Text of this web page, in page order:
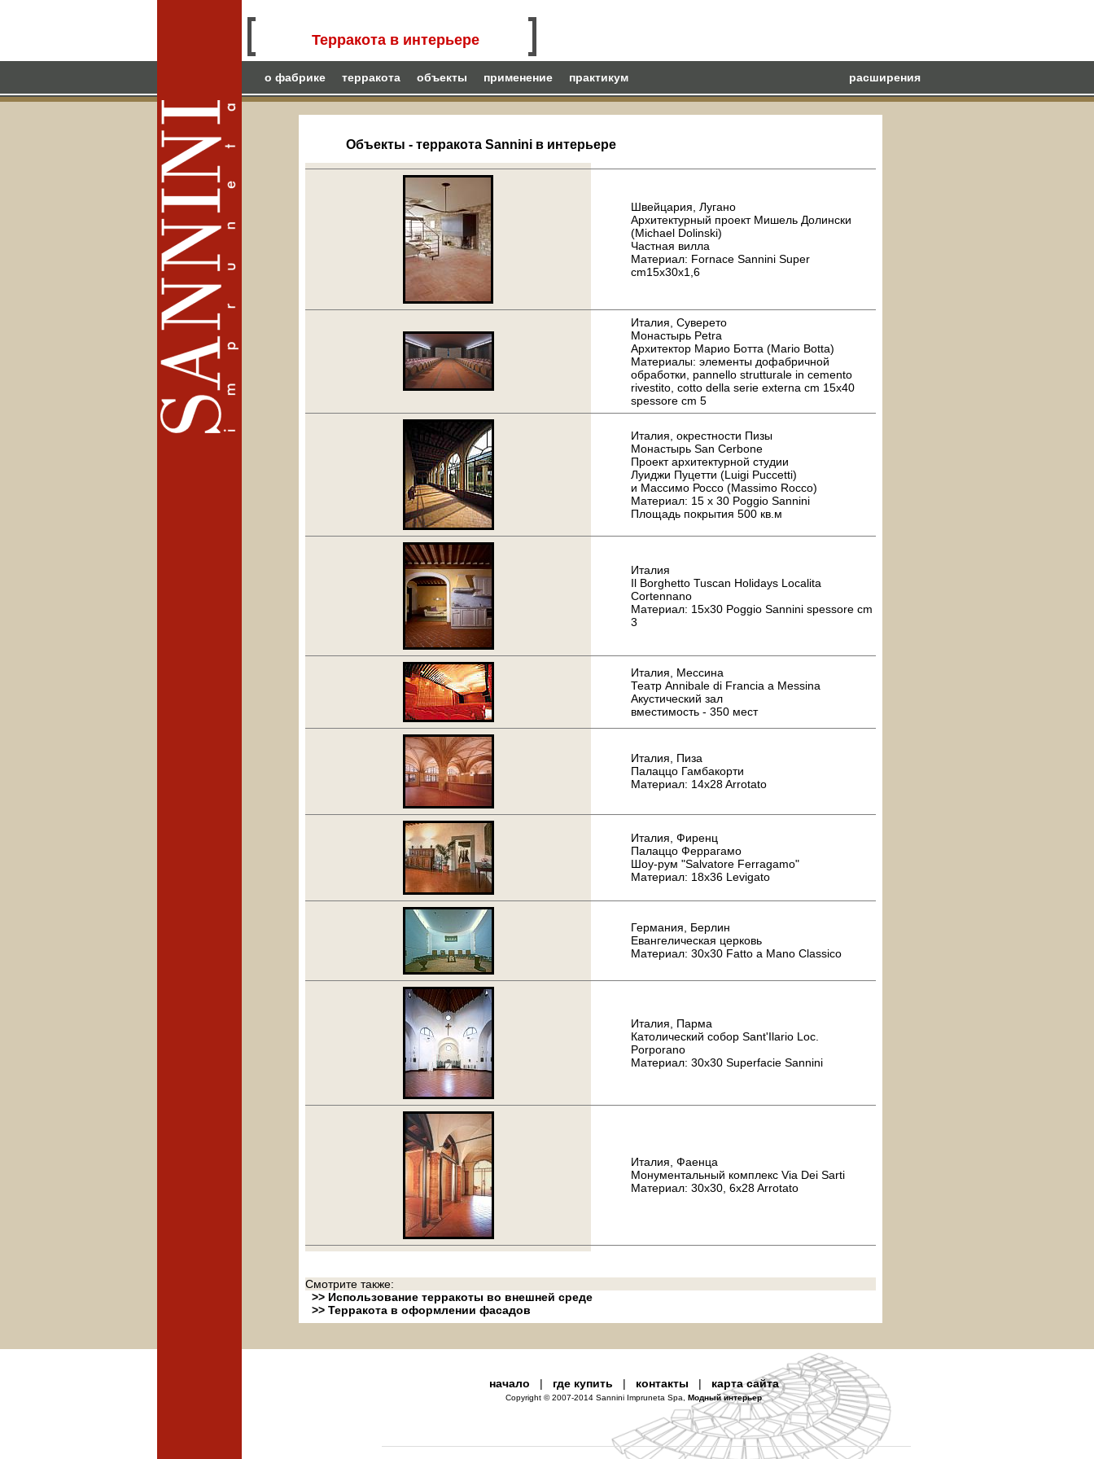
Терракота в интерьере
о фабрике терракота объекты применение практикум расширения
Объекты - терракота Sannini в интерьере
Швейцария, Лугано
Архитектурный проект Мишель Долински
(Michael Dolinski)
Частная вилла
Материал: Fornace Sannini Super
cm15x30x1,6
Италия, Суверето
Монастырь Petra
Архитектор Марио Ботта (Mario Botta)
Материалы: элементы дофабричной
обработки, pannello strutturale in cemento
rivestito, cotto della serie externa cm 15x40
spessore cm 5
Италия, окрестности Пизы
Монастырь San Cerbone
Проект архитектурной студии
Луиджи Пуцетти (Luigi Puccetti)
и Массимо Россо (Massimo Rocco)
Материал: 15 x 30 Poggio Sannini
Площадь покрытия 500 кв.м
Италия
Il Borghetto Tuscan Holidays Localitа
Cortennano
Материал: 15x30 Poggio Sannini spessore cm
3
Италия, Мессина
Театр Annibale di Francia a Messina
Акустический зал
вместимость - 350 мест
Италия, Пиза
Палаццо Гамбакорти
Материал: 14x28 Arrotato
Италия, Фиренц
Палаццо Феррагамо
Шоу-рум "Salvatore Ferragamo"
Материал: 18x36 Levigato
Германия, Берлин
Евангелическая церковь
Материал: 30x30 Fatto a Mano Classico
Италия, Парма
Католический собор Sant'Ilario Loc.
Porporano
Материал: 30x30 Superfacie Sannini
Италия, Фаенца
Монументальный комплекс Via Dei Sarti
Материал: 30x30, 6x28 Arrotato
Смотрите также:
>> Использование терракоты во внешней среде
>> Терракота в оформлении фасадов
начало | где купить | контакты | карта сайта
Copyright © 2007-2014 Sannini Impruneta Spa, Модный интерьер